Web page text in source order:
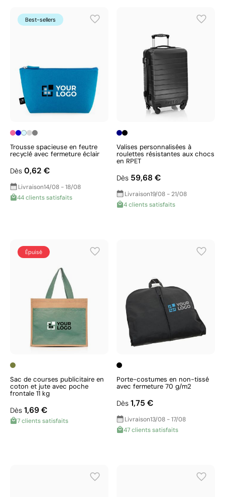
Best-sellers
Trousse spacieuse en feutre
recyclé avec fermeture éclair
Dès 0,62 €
Livraison14/08 - 18/08
44 clients satisfaits
Valises personnalisées à
roulettes résistantes aux chocs
en RPET
Dès 59,68 €
Livraison19/08 - 21/08
4 clients satisfaits
Épuisé
Sac de courses publicitaire en
coton et jute avec poche
frontale 11 kg
Dès 1,69 €
7 clients satisfaits
Porte-costumes en non-tissé
avec fermeture 70 g/m2
Dès 1,75 €
Livraison13/08 - 17/08
47 clients satisfaits